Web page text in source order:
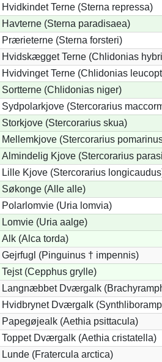
Hvidkindet Terne (Sterna repressa)
Havterne (Sterna paradisaea)
Prærieterne (Sterna forsteri)
Hvidskægget Terne (Chlidonias
Hvidvinget Terne (Chlidonias
Sortterne (Chlidonias niger)
Sydpolarkjove (Stercorarius
Storkjove (Stercorarius skua)
Mellemkjove (Stercorarius
Almindelig Kjove (Stercorarius
Lille Kjove (Stercorarius
Søkonge (Alle alle)
Polarlomvie (Uria lomvia)
Lomvie (Uria aalge)
Alk (Alca torda)
Gejrfugl (Pinguinus † impennis)
Tejst (Cepphus grylle)
Langnæbbet Dværgalk
Hvidbrynet Dværgalk
Papegøjealk (Aethia psittacula)
Toppet Dværgalk (Aethia cristatella)
Lunde (Fratercula arctica)